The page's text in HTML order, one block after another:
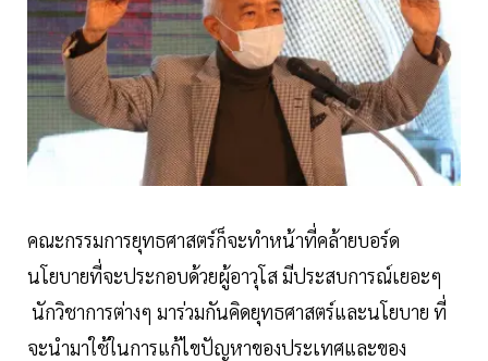
คณะกรรมการยุทธศาสตร์ก็จะทำหน้าที่คล้ายบอร์ด
นโยบายที่จะประกอบด้วยผู้อาวุโส มีประสบการณ์เยอะๆ
นักวิชาการต่างๆ มาร่วมกันคิดยุทธศาสตร์และนโยบาย ที่
จะนำมาใช้ในการแก้ไขปัญหาของประเทศและของ